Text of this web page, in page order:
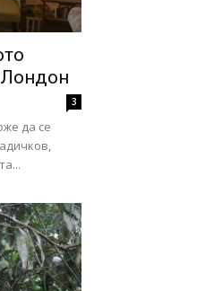
3
да се